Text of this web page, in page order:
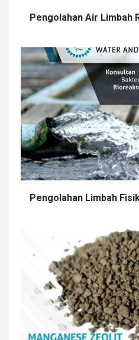
Pengolahan Air Limbah
Pengolahan Limbah